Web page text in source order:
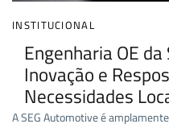
INSTITUCIONAL
Engenharia OE
Inovação e
Necessidades
A SEG Automotive é